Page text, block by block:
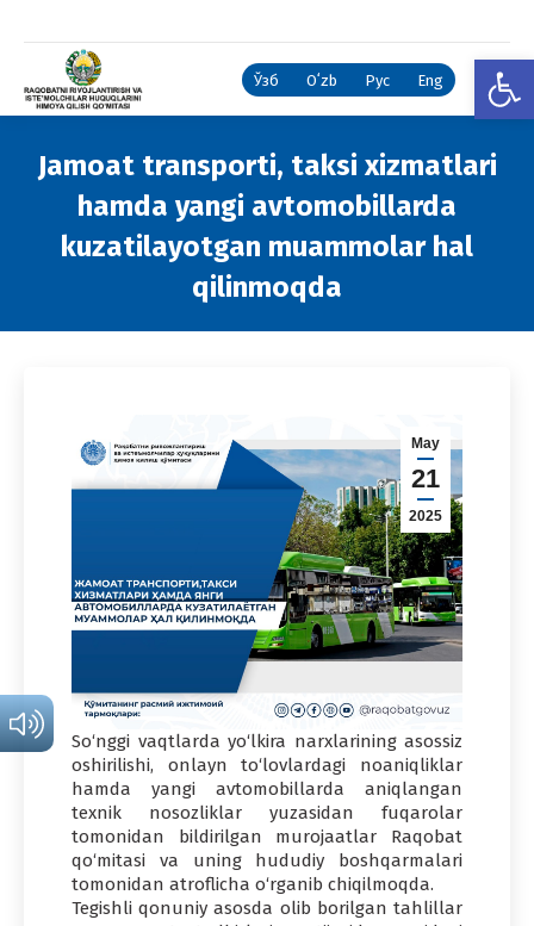
Ўзб Oʻzb Рус Eng
Jamoat transporti, taksi xizmatlari
hamda yangi avtomobillarda
kuzatilayotgan muammolar hal
qilinmoqda
May
21
2025
So‘nggi vaqtlarda yo‘lkira narxlarining asossiz
oshirilishi, onlayn to‘lovlardagi noaniqliklar
hamda yangi avtomobillarda aniqlangan
texnik nosozliklar yuzasidan fuqarolar
tomonidan bildirilgan murojaatlar Raqobat
qo‘mitasi va uning hududiy boshqarmalari
tomonidan atroflicha o‘rganib chiqilmoqda.
Tegishli qonuniy asosda olib borilgan tahlillar